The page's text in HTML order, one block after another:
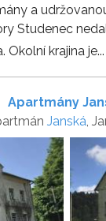
a
Studenec
Okolní krajina je...
Apartmány
Janská,